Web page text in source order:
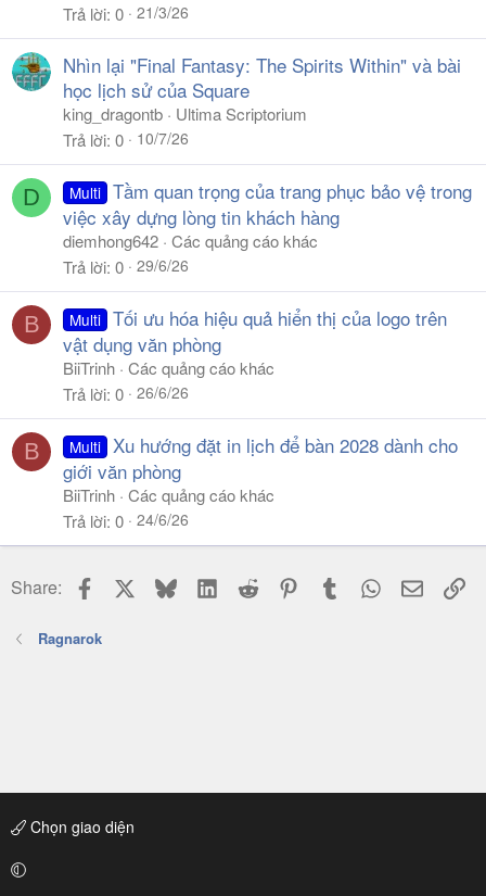
Trả lời 0 21/3/26
Nhìn lại "Final Fantasy: The Spirits Within" và bài
học lịch sử của Square
king_dragontb
Ultima Scriptorium
Trả lời 0 10/7/26
D Multi Tầm quan trọng của trang phục bảo vệ trong
việc xây dựng lòng tin khách hàng
diemhong642 Các quảng cáo khác
Trả lời 0 29/6/26
B Multi Tối ưu hóa hiệu quả hiển thị của logo trên
vật dụng văn phòng
BiiTrinh Các quảng cáo khác
Trả lời 0 26/6/26
B Multi Xu hướng đặt in lịch để bàn 2028 dành cho
giới văn phòng
BiiTrinh Các quảng cáo khác
Trả lời 0 24/6/26
Share: Facebook BlueskyLinkedIn
Reddit PinterestTumblr WhatsApp
Email
Ragnarok
Chọn giao diện